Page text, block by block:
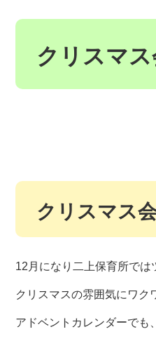
本
クリスマ
クリスマス
12月になり二上保育所では
クリスマスの雰囲気にワク
アドベントカレンダーでも